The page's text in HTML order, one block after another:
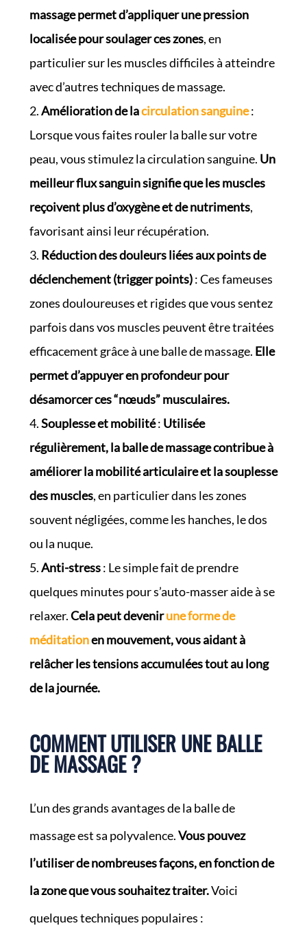
massage permet d’appliquer une pression
localisée pour soulager ces zones, en
particulier sur les muscles difficiles à atteindre
avec d’autres techniques de massage.
Amélioration de lacirculation sanguine:
Lorsque vous faites rouler la balle sur votre
peau, vous stimulez la circulation sanguine. Un
meilleur flux sanguin signifie que les muscles
reçoivent plus d’oxygène et de nutriments,
favorisant ainsi leur récupération.
Réduction des douleurs liées aux points de
déclenchement (trigger points): Ces fameuses
zones douloureuses et rigides que vous sentez
parfois dans vos muscles peuvent être traitées
efficacement grâce à une balle de massage. Elle
permet d’appuyer en profondeur pour
désamorcer ces “nœuds” musculaires.
Souplesse et mobilité: Utilisée
régulièrement, la balle de massage contribue à
améliorer la mobilité articulaire et la souplesse
des muscles, en particulier dans les zones
souvent négligées, comme les hanches, le dos
ou la nuque.
Anti-stress: Le simple fait de prendre
quelques minutes pour s’auto-masser aide à se
relaxer.Cela peut devenirune forme de
méditationen mouvement, vous aidant à
relâcher les tensions accumulées tout au long
de la journée.
COMMENT UTILISER UNE BALLE
DE MASSAGE ?
L’un des grands avantages de la balle de
massage est sa polyvalence.Vous pouvez
l’utiliser de nombreuses façons, en fonction de
la zone que vous souhaitez traiter.Voici
quelques techniques populaires :